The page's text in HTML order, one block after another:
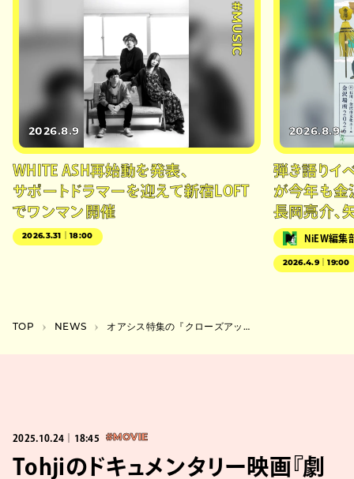
#MUSIC
2026.8.9
WHITE ASH再始動を発表、
サポートドラマーを迎えて新宿LOFT
でワンマン開催
2026.3.31｜18:00
2026.8.9
弾き語りイ
が今年も金
長岡亮介、
NiEW編集
2026.4.9｜19:00
TOP NEWS オアシス特集の『クローズアップ現代』放送、山口一郎とバンドの魅力に迫る
2025.10.24｜18:45 #MOVIE
Tohjiのドキュメンタリー映画『劇